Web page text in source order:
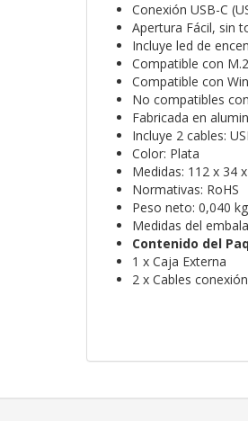
Conexión USB-C
Apertura Fácil, sin
Incluye led de
Compatible con
Compatible con
No compatibles
Fabricada en
Incluye 2 cables:
Color: Plata
Medidas: 112 x 34
Normativas: RoHS
Peso neto: 0,040
Medidas del
Contenido del
1 x Caja Externa
2 x Cables conexión